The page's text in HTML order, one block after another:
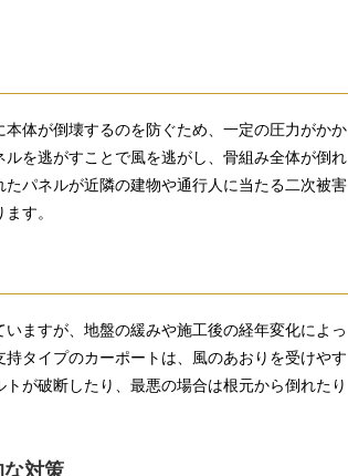
体が倒壊するのを防ぐため、一定の圧力がかか
を逃がすことで風を逃がし、骨組み全体が倒れ
パネルが近隣の建物や通行人に当たる二次被害
す。
ますが、地盤の緩みや施工後の経年変化によっ
タイプのカーポートは、風のあおりを受けやす
が破断したり、最悪の場合は根元から倒れたり
対策